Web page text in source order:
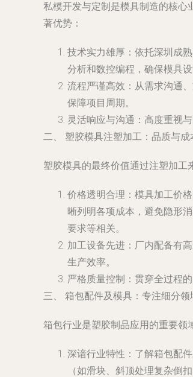
私模开发与定制是模具制造的核心
著优势：
技术实力雄厚 ：依托深圳成
分析和数控编程，确保模具
流程严谨高效 ：从需求沟通
保障项目周期。
灵活响应与沟通 ：高度重视
二、 塑胶模具注塑加工：品质与成
塑胶模具的最终价值通过注塑加工
价格透明合理 ：模具加工价
晰列明各项成本，避免隐形
要求等相关。
加工设备先进 ：厂内配备有
生产效率。
严格质量控制 ：贯穿全过程
三、 箱包配件及模具：专注细分
箱包行业是塑胶制品应用的重要领
深谙行业特性 ：了解箱包配
（如滑块、斜顶处理复杂倒